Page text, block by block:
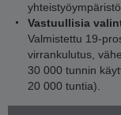
Vastuullisia
Valmistettu 19-
virrankulutus,
30 000 tunnin
20 000 tuntia).